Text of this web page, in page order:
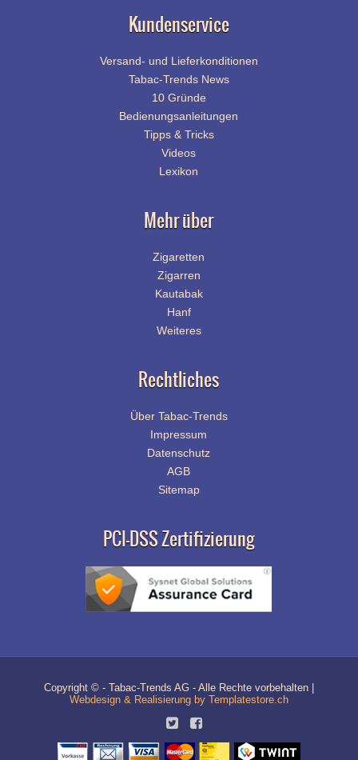
Kundenservice
Versand- und Lieferkonditionen
Tabac-Trends News
10 Gründe
Bedienungsanleitungen
Tipps & Tricks
Videos
Lexikon
Mehr über
Zigaretten
Zigarren
Kautabak
Hanf
Weiteres
Rechtliches
Über Tabac-Trends
Impressum
Datenschutz
AGB
Sitemap
PCI-DSS Zertifizierung
Copyright © - Tabac-Trends AG - Alle Rechte vorbehalten |
Webdesign & Realisierung by Templatestore.ch